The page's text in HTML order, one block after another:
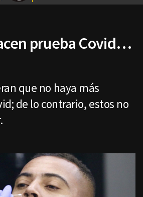
prueba Covid…
que no haya más
de lo contrario, estos no